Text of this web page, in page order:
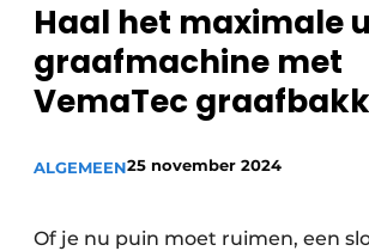
Podcasts
Privacy / Cookie statement
Vacature aanmelden
Vacatures
Haal het maximale
graafmachine met
VemaTec
ALGEMEEN25 november 2024
Of je nu puin moet ruimen, een